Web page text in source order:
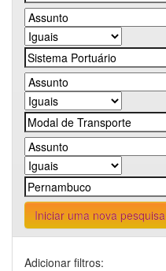
Iniciar uma nova pesquisa
Adicionar filtros: